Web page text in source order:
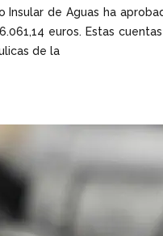
Insular de Aguas ha
euros. Estas
de la